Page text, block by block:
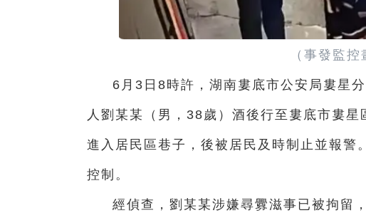
（事發監控
6月3日8時許，湖南婁底市公安局婁星
人劉某某（男，38歲）酒後行至婁底市婁星
進入居民區巷子，後被居民及時制止並報警
控制。
經偵查，劉某某涉嫌尋釁滋事已被拘留